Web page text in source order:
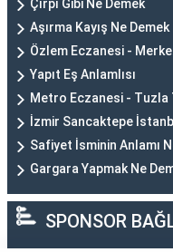
Çırpı Gibi Ne Demek
Aşırma Kayış Ne Demek
Özlem Eczanesi -
Yapıt Eş Anlamlısı
Metro Eczanesi -
İzmir Sancaktepe
Safiyet İsminin Anlamı
Gargara Yapmak Ne
SPONSOR